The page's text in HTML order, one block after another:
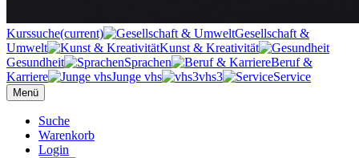
Kurssuche(current)
Gesellschaft &
Umwelt
Kunst & Kreativität
Gesundheit
Sprachen
Beruf &
Karriere
Junge vhs vhs3 Service
Menü
Suche
Warenkorb
Login